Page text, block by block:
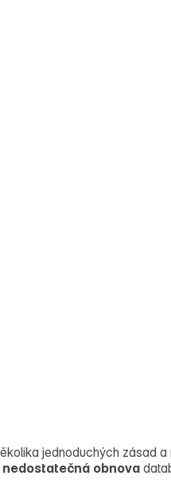
jednoduchých zásad
nedostatečná obnova